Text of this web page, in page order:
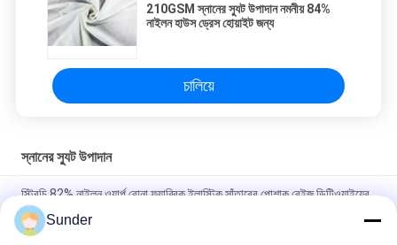
210GSM স্নানের স্যুট উপাদান নমনীয় 84%
নাইলন হাউস ড্রেস হোয়াইট জন্য
চালিয়ে
স্নানের স্যুট উপাদান
স্ট্রিচি 82% নাইলন ওয়ার্প বোনা ফ্যাব্রিক ইলাস্টিক সাঁতারের পোশাক বেইজ ডিটিওয়াইয়ের
জন্য
Sunder